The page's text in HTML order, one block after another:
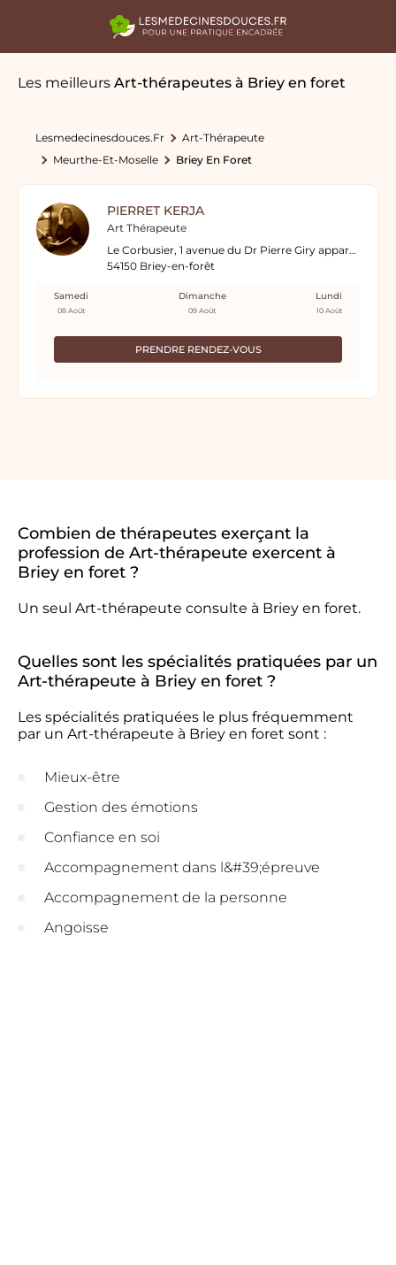
Les meilleurs Art-thérapeutes à Briey en foret
Lesmedecinesdouces.fr
Art-Thérapeute
Meurthe-Et-Moselle
Briey En Foret
PIERRET KERJA
Art Thérapeute
Le Corbusier, 1 avenue du Dr Pierre Giry appartement 533 5ème étage, à droite en sortant de l'ascenseur
54150 Briey-en-forêt
PRENDRE RENDEZ-VOUS
Samedi
08 Août
Dimanche
09 Août
Lundi
10 Août
Combien de thérapeutes exerçant la
profession de Art-thérapeute exercent à
Briey en foret ?
Un seul Art-thérapeute consulte à Briey en foret.
Quelles sont les spécialités pratiquées par un
Art-thérapeute à Briey en foret ?
Les spécialités pratiquées le plus fréquemment
par un Art-thérapeute à Briey en foret sont :
Mieux-être
Gestion des émotions
Confiance en soi
Accompagnement dans l&#39;épreuve
Accompagnement de la personne
Angoisse